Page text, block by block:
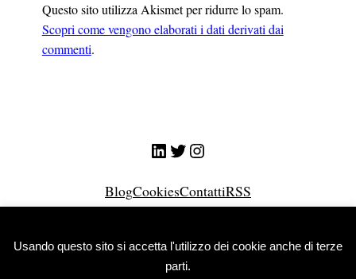
Questo sito utilizza Akismet per ridurre lo spam.
Scopri come vengono elaborati i dati derivati dai
commenti.
LinkedIn
TwitterInstagram
BlogCookiesContattiRSS
Usando questo sito si accetta l'utilizzo dei cookie anche di terze
parti.